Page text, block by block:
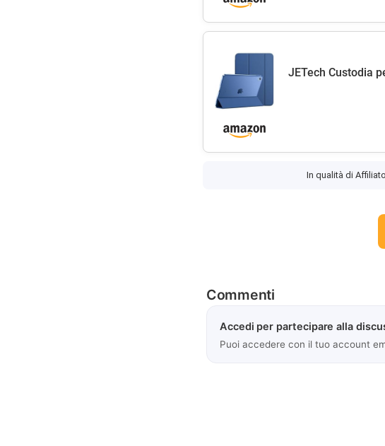
JETech Custodia
In qualità di
Commenti
Accedi per partecipare alla
Puoi accedere con il tuo account